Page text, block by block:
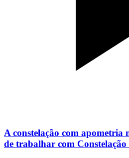
A constelação com
de trabalhar com Constelação